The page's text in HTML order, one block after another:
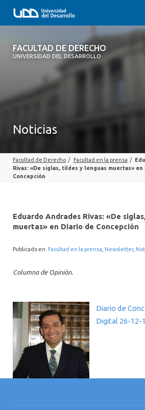
FACULTAD DE DERECHO
UNIVERSIDAD DEL DESARROLLO
FACULTAD DE DERECHO
SOBRE LA FACULTAD
PROFESORES
INTERNACIONAL
Noticias
Facultad de Derecho / Facultad en la prensa /
Rivas: «De siglas, tildes y lenguas muertas» en
Concepción
Eduardo Andrades Rivas: «De
muertas» en Diario de Concepción
Publicado en: Facultad en la prensa Newsletter,
Columna de Opinión.
Diario de
Digital 26-12-